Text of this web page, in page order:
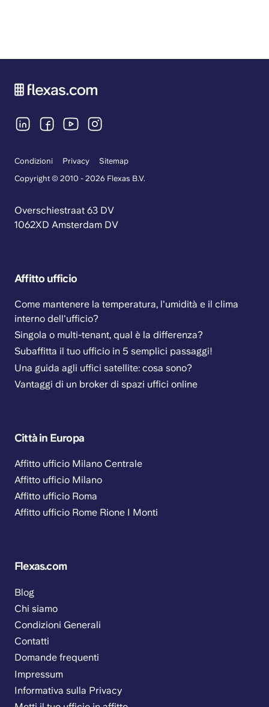
Condizioni Privacy
Sitemap
Copyright © 2010 - 2026 Flexas B.V.
Overschiestraat 63 DV
1062XD Amsterdam DV
Affitto ufficio
Come mantenere la temperatura, l'umidità e il clima
interno dell'ufficio?
Singola o multi-tenant, qual è la differenza?
Subaffitta il tuo ufficio in 5 semplici passaggi!
Una guida agli uffici satellite: cosa sono?
Vantaggi di un broker di spazi uffici online
Città in Europa
Affitto ufficio Milano Centrale
Affitto ufficio Milano
Affitto ufficio Roma
Affitto ufficio Rome Rione I Monti
Flexas.com
Blog
Chi siamo
Condizioni Generali
Contatti
Domande frequenti
Impressum
Informativa sulla Privacy